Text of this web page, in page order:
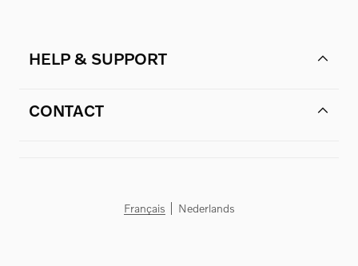
HELP & SUPPORT
CONTACT
Français Nederlands